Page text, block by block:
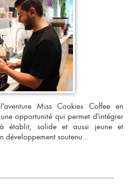
Miss Cookies Coffee en
opportunité qui permet d'intégrer
établit, solide et aussi jeune et
développement soutenu...